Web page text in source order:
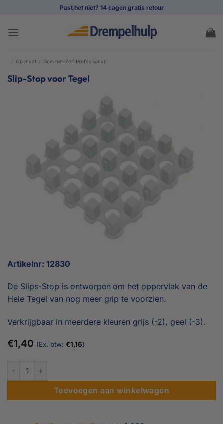
inhoud
Past het niet? 14 dagen gratis retour
/ Op maat / Doe-het-Zelf Professional
Slip-Stop voor Tegel
Artikelnr: 12830
De Slips-Stop is ontworpen om het oppervlak van de
Hele Tegel van nog meer grip te voorzien.
Verkrijgbaar in meerdere kleuren grijs (-2), geel (-3).
€1,40 (Ex. btw: €1,16)
Slip-Stop voor Tegel aantal
Toevoegen aan winkelwagen